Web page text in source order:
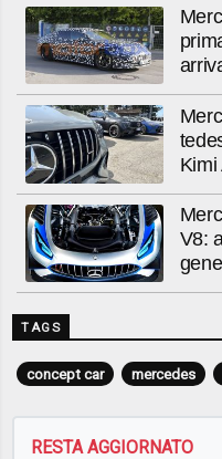
Kimi
V8:
TAGS
concept car mercedes
RESTA AGGIORNATO